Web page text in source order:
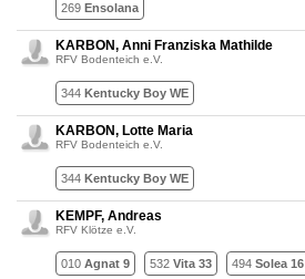
269 Ensolana
KARBON, Anni Franziska Mathilde
RFV Bodenteich e.V.
344 Kentucky Boy WE
KARBON, Lotte Maria
RFV Bodenteich e.V.
344 Kentucky Boy WE
KEMPF, Andreas
RFV Klötze e.V.
010 Agnat 9 532 Vita 33 494 Solea 16